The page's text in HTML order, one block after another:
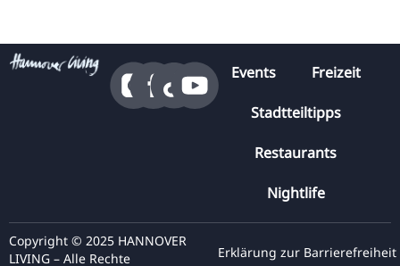
Events Freizeit
Stadtteiltipps
Restaurants
Nightlife
Copyright © 2025 HANNOVER
LIVING – Alle Rechte
Erklärung zur Barrierefreiheit